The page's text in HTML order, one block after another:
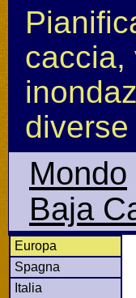
caccia,
Mondo
Baja
Europa
Spagna
Italia